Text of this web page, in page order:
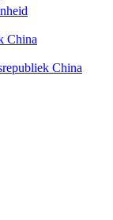
China
China